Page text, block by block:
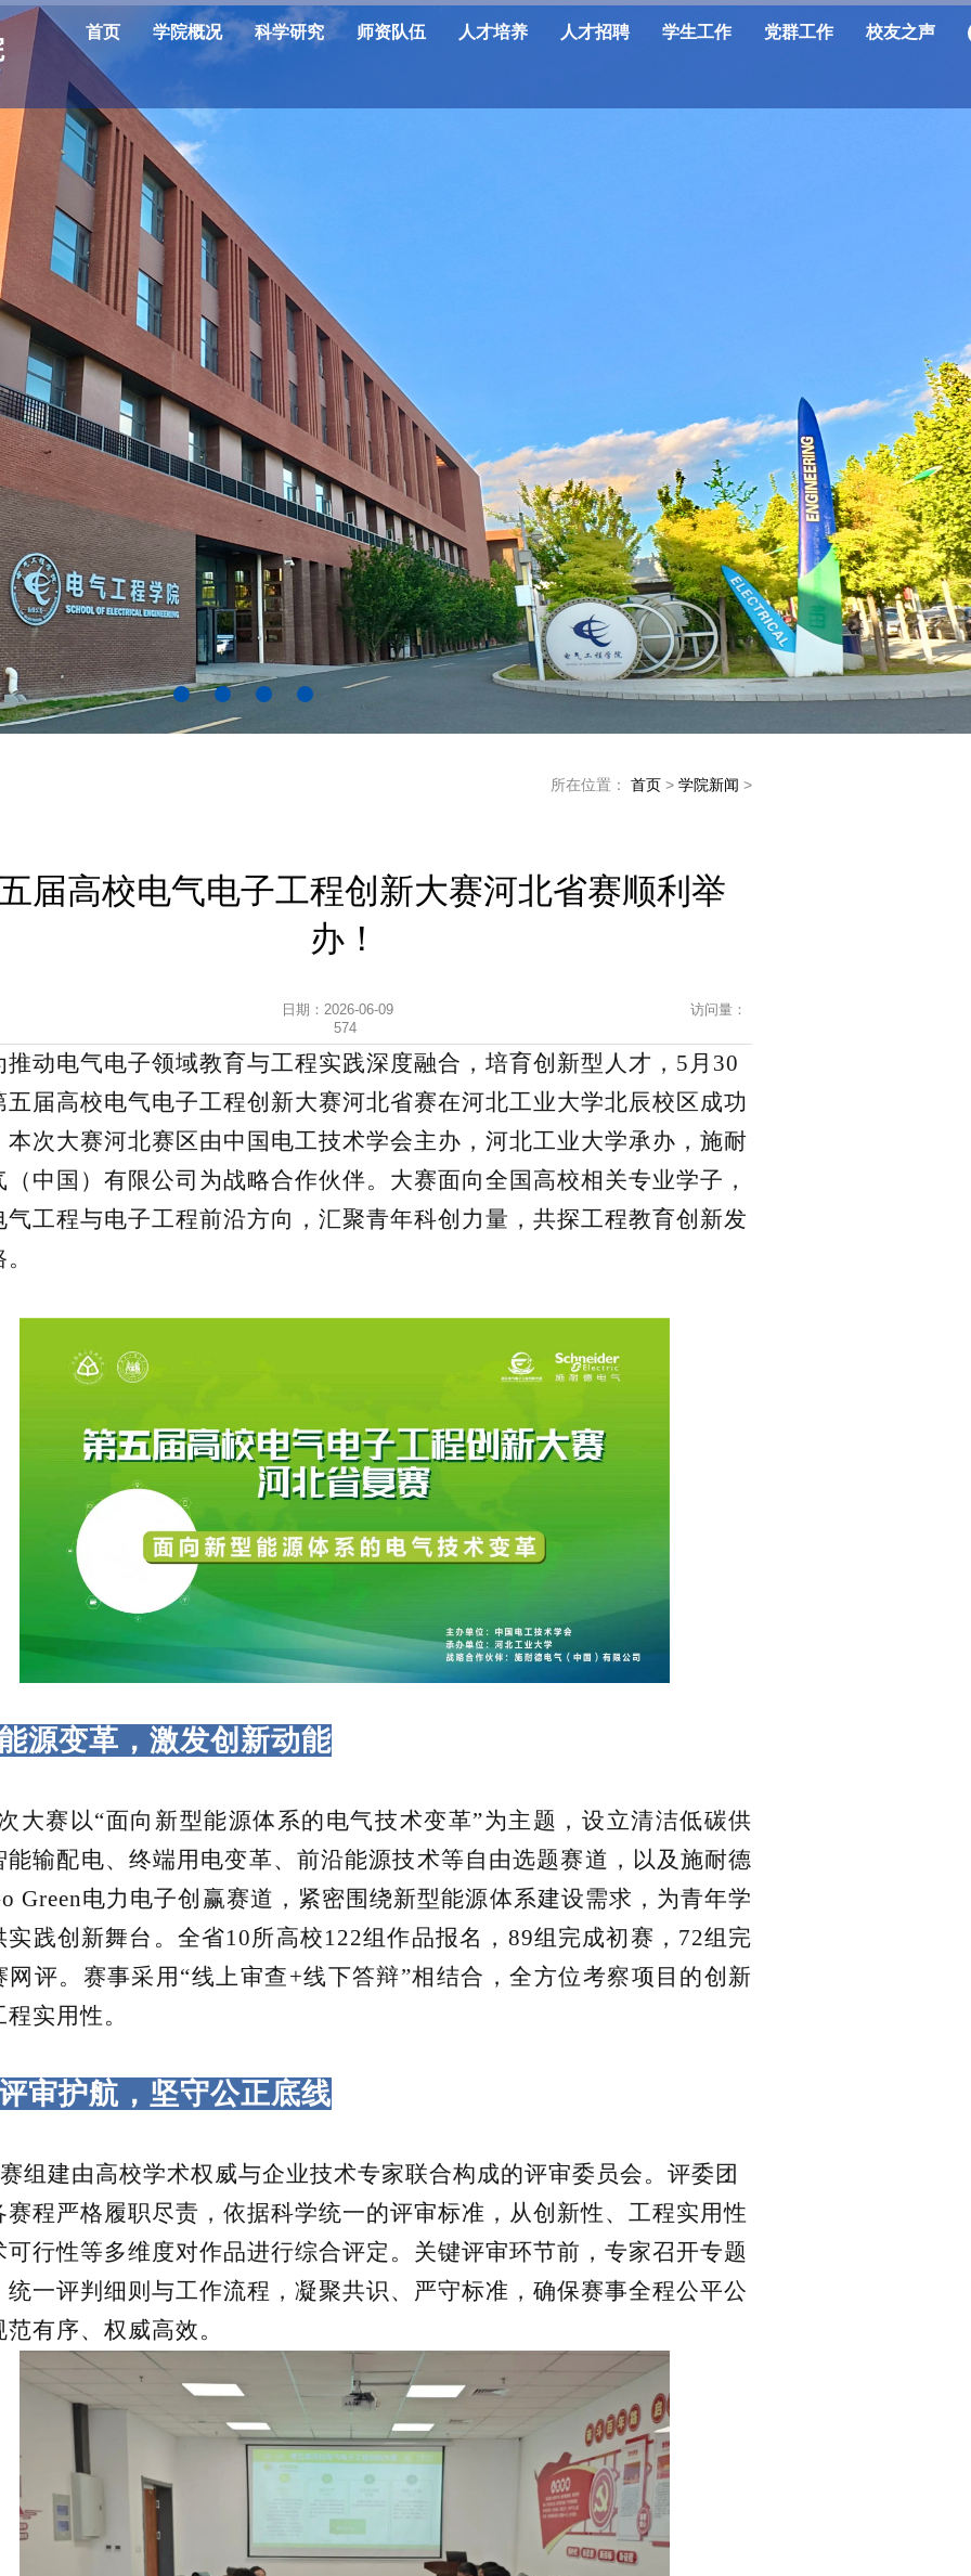
首页 学院概况 科学研究 师资队伍 人才培养 人才招聘 学生工作 党群工作 校友之声
所在位置：首页 >学院新闻 >
届高校电气电子工程创新大赛河北省赛顺利举
办！
日期：2026-06-09
访问量：
574
推动电气电子领域教育与工程实践深度融合，培育创新型人才， 5月30
五届高校电气电子工程创新大赛河北省赛在河北工业大学北辰校区成功
本次大赛河北赛区由中国电工技术学会主办，河北工业大学承办， 施耐
（中国）有限公司为战略合作伙伴。大赛面向全国高校相关专业学子，
气工程与电子工程前沿方向，汇聚青年科创力量，共探工程教育创新发
源变革， 激发创新动能
赛以“面向新型能源体系的电气技术变革”为主题，设立清洁低碳供
能输配电、终端用电变革、前沿能源技术等自由选题赛道，以及施耐德
Green电力电子创赢赛道，紧密围绕新型能源体系建设需求，为青年学
实践创新舞台。全省10所高校122组作品报名，89组完成初赛，72组完
网评。赛事采用“线上审查+线下答辩”相结合，全方位考察项目的创新
实用性。
审护航，坚守公正底线
建由高校学术权威与企业技术专家联合构成的评审委员会。评委团
赛程严格履职尽责，依据科学统一的评审标准，从创新性、工程实用性
可行性等多维度对作品进行综合评定。关键评审环节前，专家召开专题
统一评判细则与工作流程，凝聚共识、严守标准，确保赛事全程公平公
有序、权威高效。